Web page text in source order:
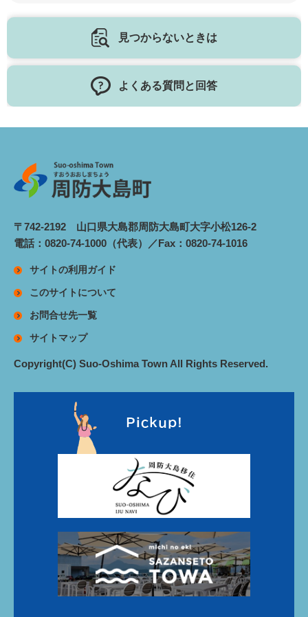
見つからないときは
よくある質問と回答
〒742-2192 山口県大島郡周防大島町大字小松126-2
電話：0820-74-1000（代表）／Fax：0820-74-1016
サイトの利用ガイド
このサイトについて
お問合せ先一覧
サイトマップ
Copyright(C) Suo-Oshima Town All Rights Reserved.